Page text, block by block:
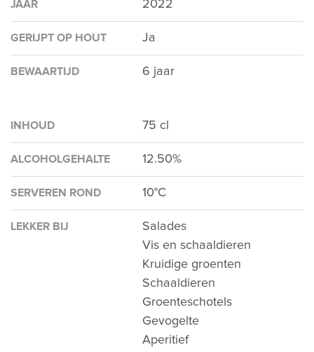
JAAR 2022
GERIJPT OP HOUT Ja
BEWAARTIJD 6 jaar
INHOUD 75 cl
ALCOHOLGEHALTE 12.50%
SERVEREN ROND 10°C
LEKKER BIJ
Salades
Vis en schaaldieren
Kruidige groenten
Schaaldieren
Groenteschotels
Gevogelte
Aperitief